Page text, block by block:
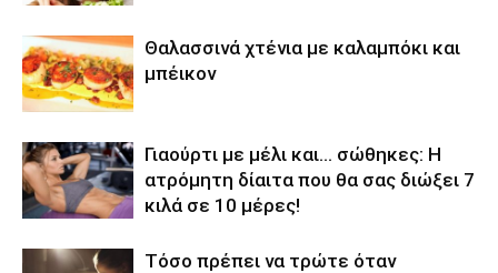
Θαλασσινά χτένια με καλαμπόκι και
μπέικον
Γιαούρτι με μέλι και… σώθηκες: Η
ατρόμητη δίαιτα που θα σας διώξει 7
κιλά σε 10 μέρες!
Τόσο πρέπει να τρώτε όταν